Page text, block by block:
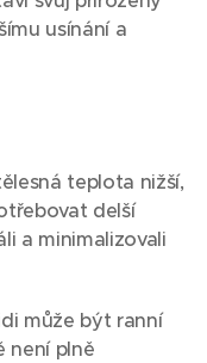
usínání a
teplota nižší,
delší
a minimalizovali
může být ranní
není plně